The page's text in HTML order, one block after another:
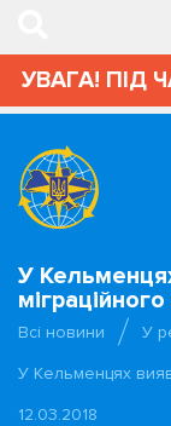
ПІД
У
Всі новини
У
У Кельменцях
12.03.2018